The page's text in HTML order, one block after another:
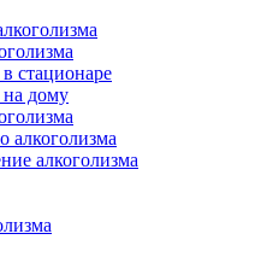
стационаре
на дому
алкоголизма
алкоголизма